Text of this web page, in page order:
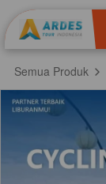
Semua Produk